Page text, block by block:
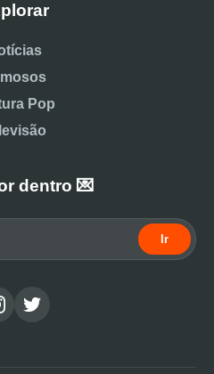
Pop
dentro 💌
Ir